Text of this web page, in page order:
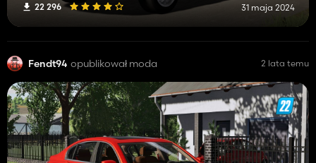
22 296 31 maja 2024
Fendt94 opublikował moda 2 lata temu